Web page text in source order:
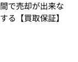
で売却が出来な
る【買取保証】